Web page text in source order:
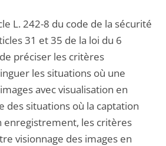
L. 242-8 du code de la sécurité
31 et 35 de la loi du 6
préciser les critères
les situations où une
avec visualisation en
des situations où la captation
enregistrement, les critères
visionnage des images en